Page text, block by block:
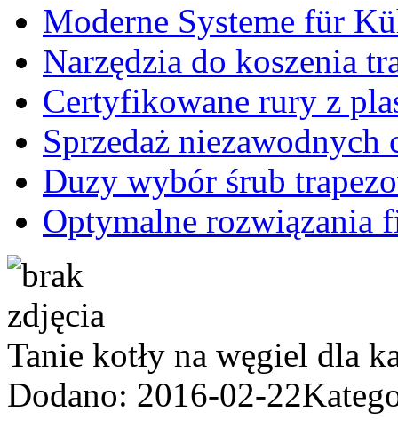
Moderne Systeme für
Narzędzia do koszenia
Certyfikowane rury z
Sprzedaż
Duzy wybór śrub
Optymalne rozwiązania
Tanie kotły na węgiel dla
Dodano: 2016-02-22